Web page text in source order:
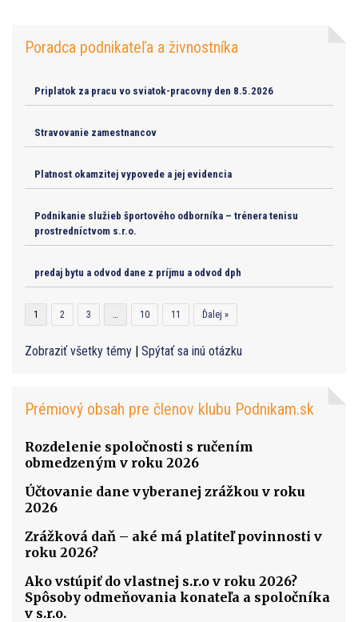
Poradca podnikateľa a živnostníka
Priplatok za pracu vo sviatok-pracovny den 8.5.2026
Stravovanie zamestnancov
Platnost okamzitej vypovede a jej evidencia
Podnikanie služieb športového odborníka – trénera tenisu
prostredníctvom s.r.o.
predaj bytu a odvod dane z príjmu a odvod dph
1 2 3 … 10 11 Ďalej »
Zobraziť všetky témy | Spýtať sa inú otázku
Prémiový obsah pre členov klubu Podnikam.sk
Rozdelenie spoločnosti s ručením
obmedzeným v roku 2026
Účtovanie dane vyberanej zrážkou v roku
2026
Zrážková daň – aké má platiteľ povinnosti v
roku 2026?
Ako vstúpiť do vlastnej s.r.o v roku 2026?
Spôsoby odmeňovania konateľa a spoločníka
v s.r.o.